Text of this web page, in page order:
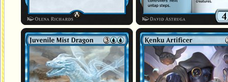
Dragon des brumes juvénile Artificière kenku